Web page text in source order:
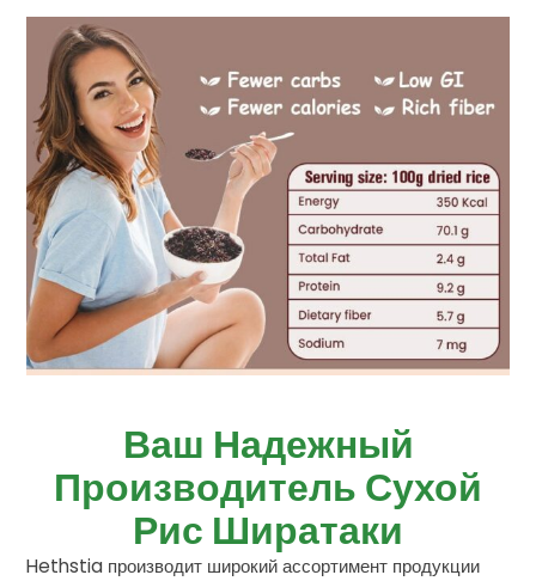
Ваш Надежный
Производитель Сухой
Рис Ширатаки
Hethstia производит широкий ассортимент продукции